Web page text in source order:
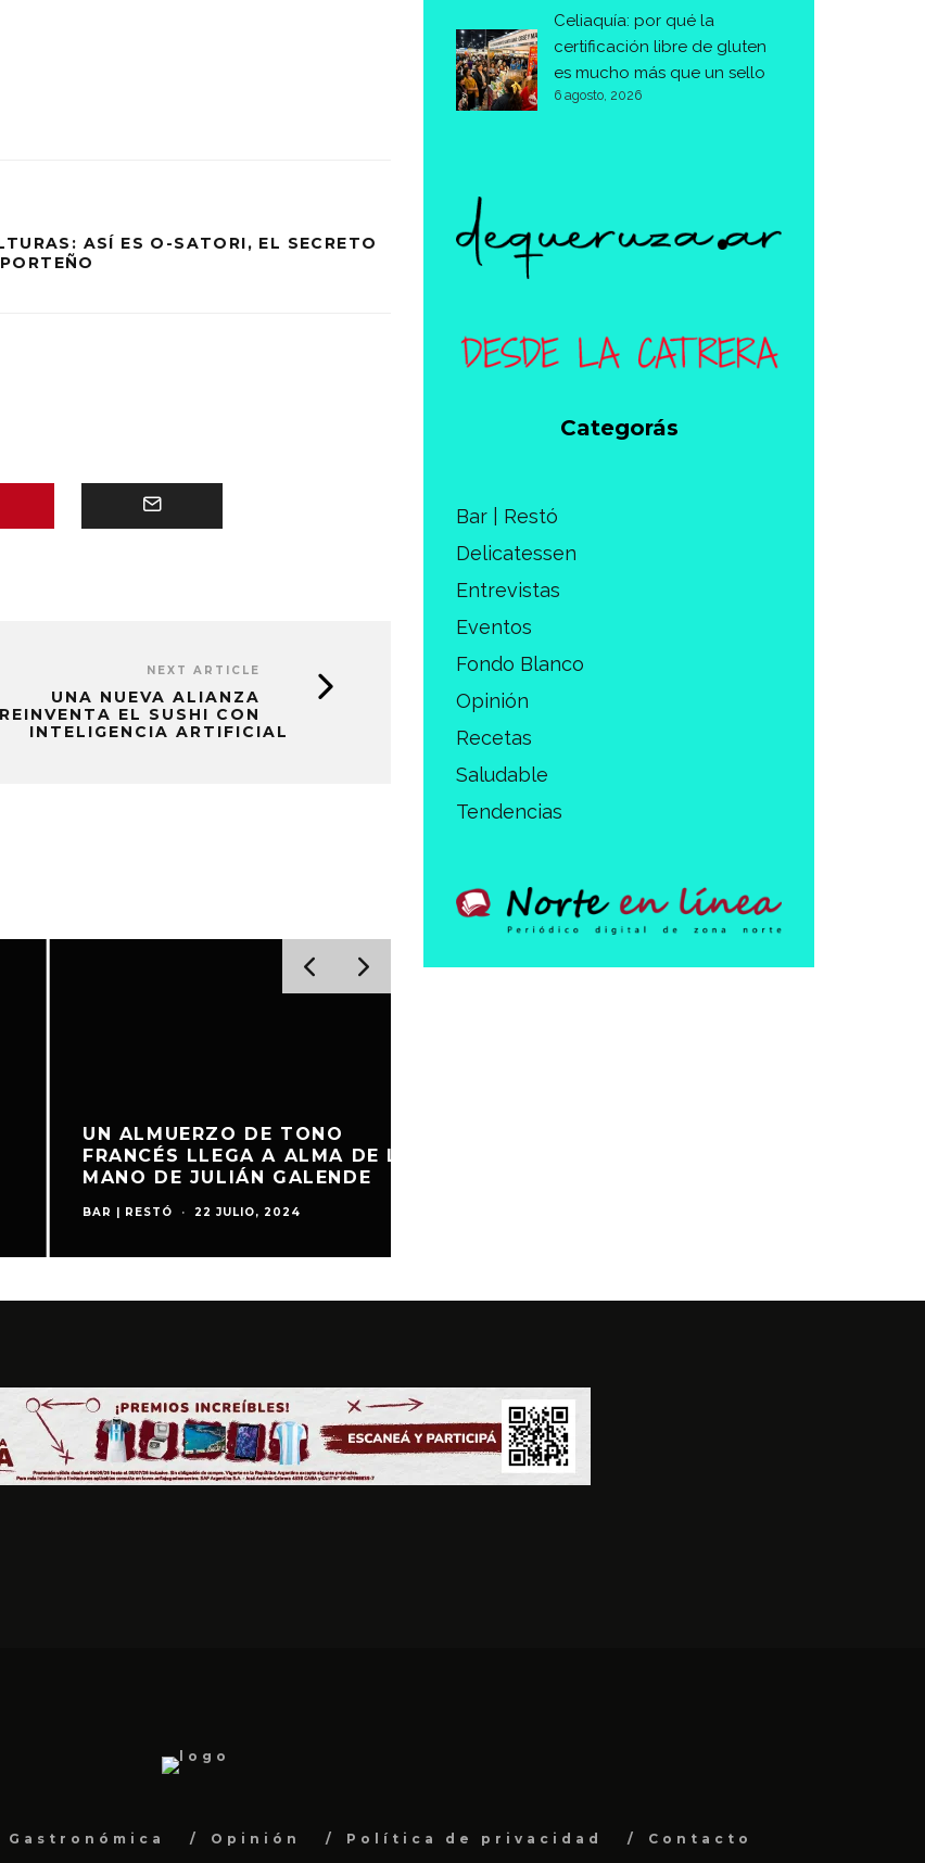
ASÍ ES O-SATORI, EL SECRETO
NEXT ARTICLE
UNA NUEVA ALIANZA
REINVENTA EL SUSHI CON
INTELIGENCIA ARTIFICIAL
UN ALMUERZO DE TONO
FRANCÉS LLEGA A ALMA DE LA
MANO DE JULIÁN GALENDE
BAR | RESTÓ · 22 JULIO, 2024
Celiaquía: por qué la
certificación libre de gluten
es mucho más que un sello
6 agosto, 2026
Categorás
Bar | Restó
Delicatessen
Entrevistas
Eventos
Fondo Blanco
Opinión
Recetas
Saludable
Tendencias
Gastronómica Opinión Política de privacidad Contacto